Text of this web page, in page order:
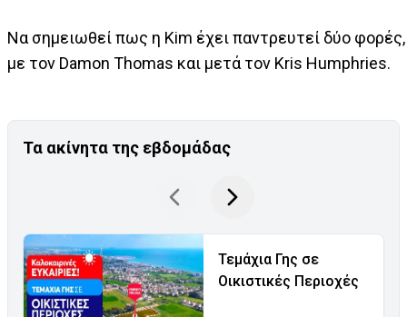
Να σημειωθεί πως η Kim έχει παντρευτεί δύο
με τον Damon Thomas και μετά τον Kris Humphries.
Τα ακίνητα της εβδομάδας
Τεμάχια Γης σε
Οικιστικές Περιοχές